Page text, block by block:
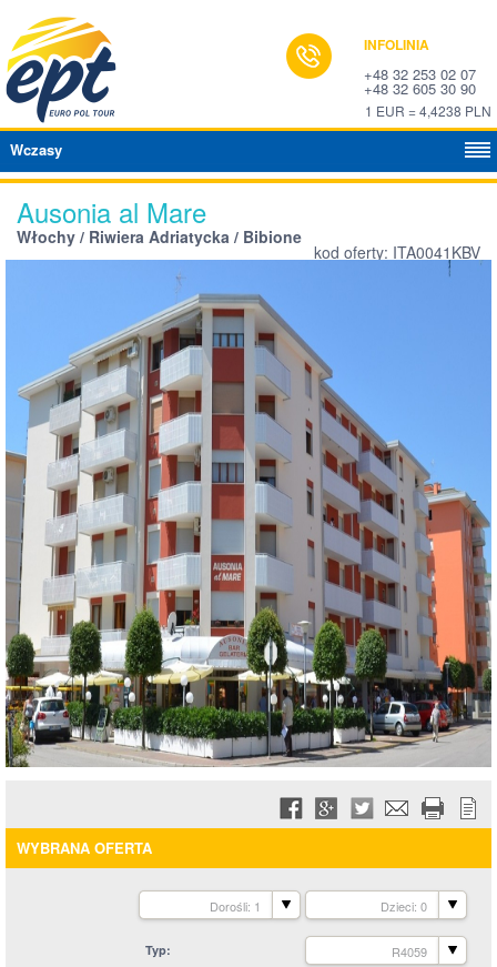
INFOLINIA
+48 32 253 02 07
+48 32 605 30 90
1 EUR = 4,4238 PLN
Wczasy
Ausonia al Mare
Włochy / Riwiera Adriatycka / Bibione
kod oferty: ITA0041KBV
WYBRANA OFERTA
Dorośli: 1 Dzieci: 0
Typ R4059